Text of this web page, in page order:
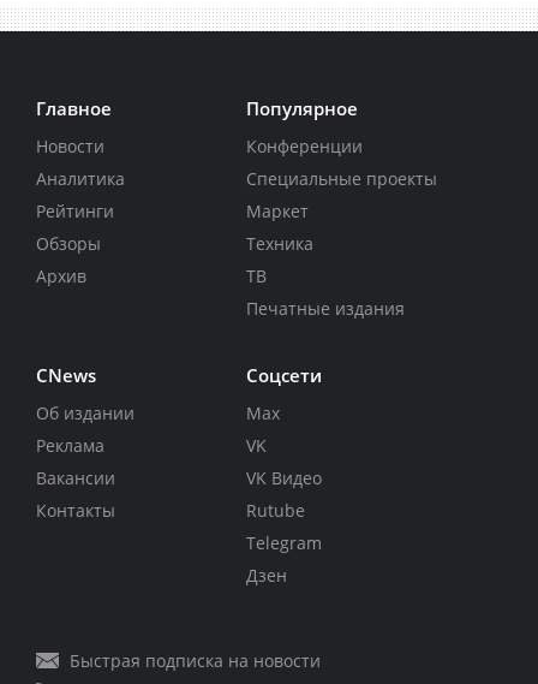
Главное
Новости
Аналитика
Рейтинги
Обзоры
Архив
Популярное
Конференции
Специальные проекты
Маркет
Техника
ТВ
Печатные издания
CNews
Об издании
Реклама
Вакансии
Контакты
Соцсети
Max
VK
VK Видео
Rutube
Telegram
Дзен
Быстрая подписка на новости